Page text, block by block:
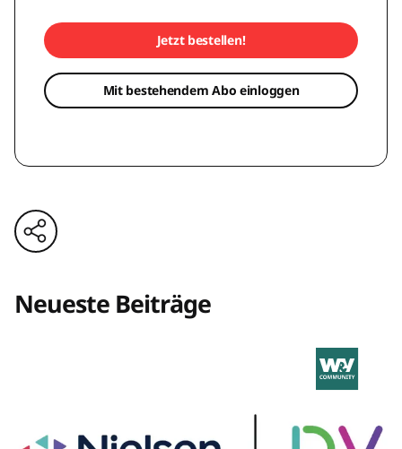
Jetzt bestellen!
Mit bestehendem Abo einloggen
Neueste Beiträge